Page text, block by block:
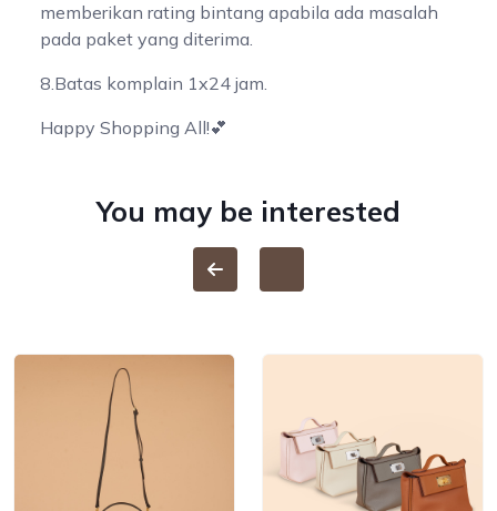
memberikan rating bintang apabila ada masalah
pada paket yang diterima.
8.Batas komplain 1x24 jam.
Happy Shopping All!💕
You may be interested